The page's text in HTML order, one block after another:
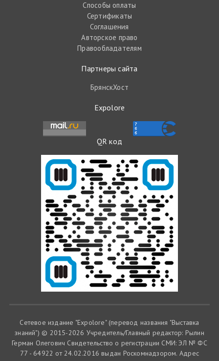
Способы оплаты
Сертификаты
Соглашения
Авторское право
Правообладателям
Партнеры сайта
БрянскХост
Expolore
QR код
Сетевое издание "Expolore" (перевод названия "Выставка
знаний") © 2015-2026 Учредитель/Главный редактор: Рылин
Герман Олегович Cвидетельство о регистрации СМИ: ЭЛ № ФС
77 - 64922 от 24.02.2016 выдан Роскомнадзором. Адрес